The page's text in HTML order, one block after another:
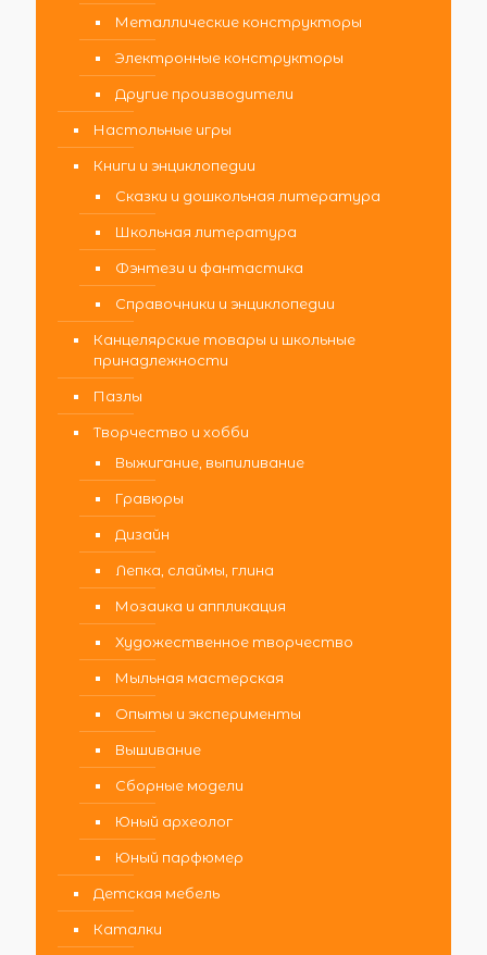
Металлические конструкторы
Электронные конструкторы
Другие производители
Настольные игры
Книги и энциклопедии
Сказки и дошкольная литература
Школьная литература
Фэнтези и фантастика
Справочники и энциклопедии
Канцелярские товары и школьные
принадлежности
Пазлы
Творчество и хобби
Выжигание, выпиливание
Гравюры
Дизайн
Лепка, слаймы, глина
Мозаика и аппликация
Художественное творчество
Мыльная мастерская
Опыты и эксперименты
Вышивание
Сборные модели
Юный археолог
Юный парфюмер
Детская мебель
Каталки